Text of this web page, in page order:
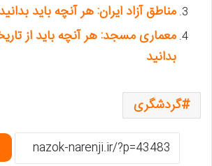
مناطق آزاد ایران: هر آنچه باید
معماری مسجد: هر آنچه باید از
بدانید
گردشگری